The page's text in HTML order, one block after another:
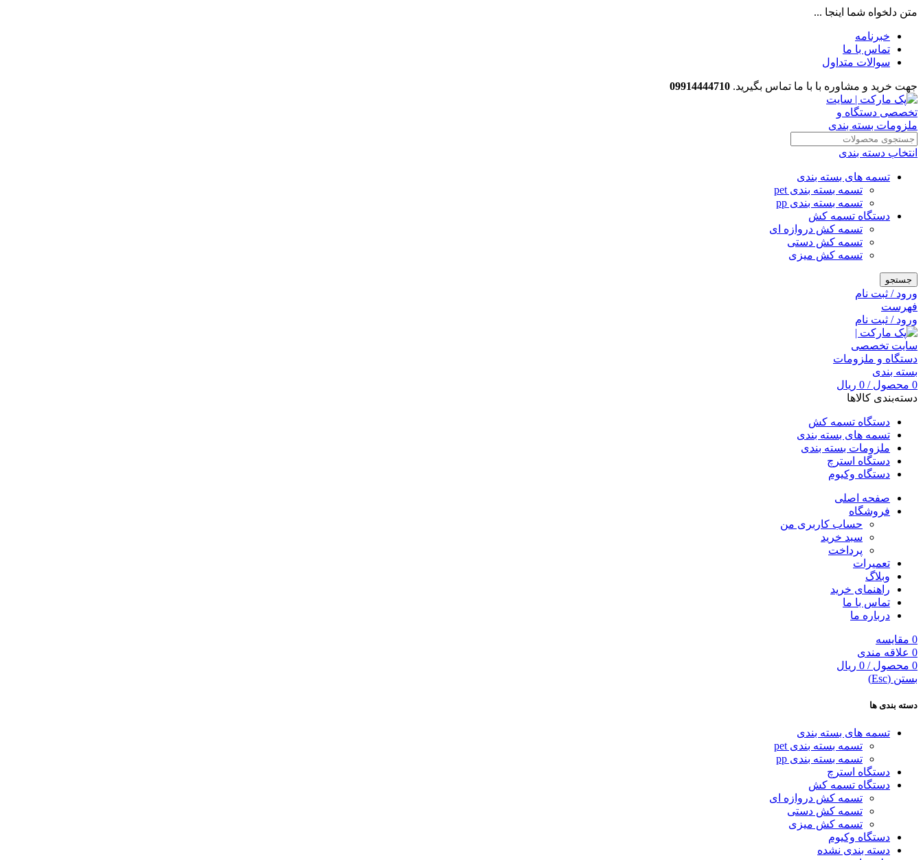
متن دلخواه شما اینجا ...
خبرنامه
تماس با ما
سوالات متداول
جهت خرید و مشاوره با با ما تماس بگیرید. 09914444710
انتخاب دسته بندی
تسمه های بسته بندی
تسمه بسته بندی pet
تسمه بسته بندی pp
دستگاه تسمه کش
تسمه کش دروازه ای
تسمه کش دستی
تسمه کش میزی
جستجو
ورود / ثبت نام
فهرست
ورود / ثبت نام
0 محصول /
0 ریال
دسته‌بندی کالاها
دستگاه تسمه کش
تسمه های بسته بندی
ملزومات بسته بندی
دستگاه استرچ
دستگاه وکیوم
صفحه اصلی
فروشگاه
حساب کاربری من
سبد خرید
پرداخت
تعمیرات
وبلاگ
راهنمای خرید
تماس با ما
درباره ما
0 مقایسه
0 علاقه مندی
0 محصول /
0 ریال
بستن (Esc)
دسته بندی ها
تسمه های بسته بندی
تسمه بسته بندی pet
تسمه بسته بندی pp
دستگاه استرچ
دستگاه تسمه کش
تسمه کش دروازه ای
تسمه کش دستی
تسمه کش میزی
دستگاه وکیوم
دسته بندی نشده